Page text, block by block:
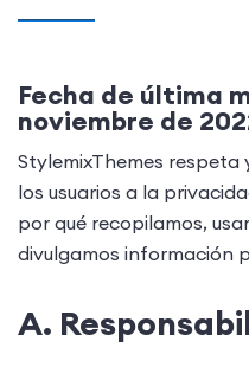
Fecha de última
noviembre de
StylemixThemes
los usuarios a la
por qué recopilamos,
divulgamos información
A.